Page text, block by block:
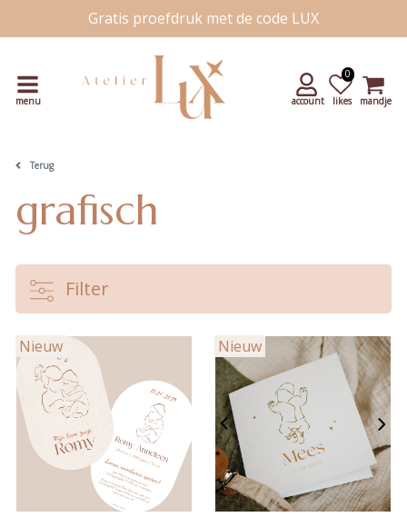
Gratis proefdruk met de code LUX
Snelle levering
Unieke handgetekende kaartjes
menu account likes
0
mandje
Terug
grafisch
Filter
Nieuw Nieuw